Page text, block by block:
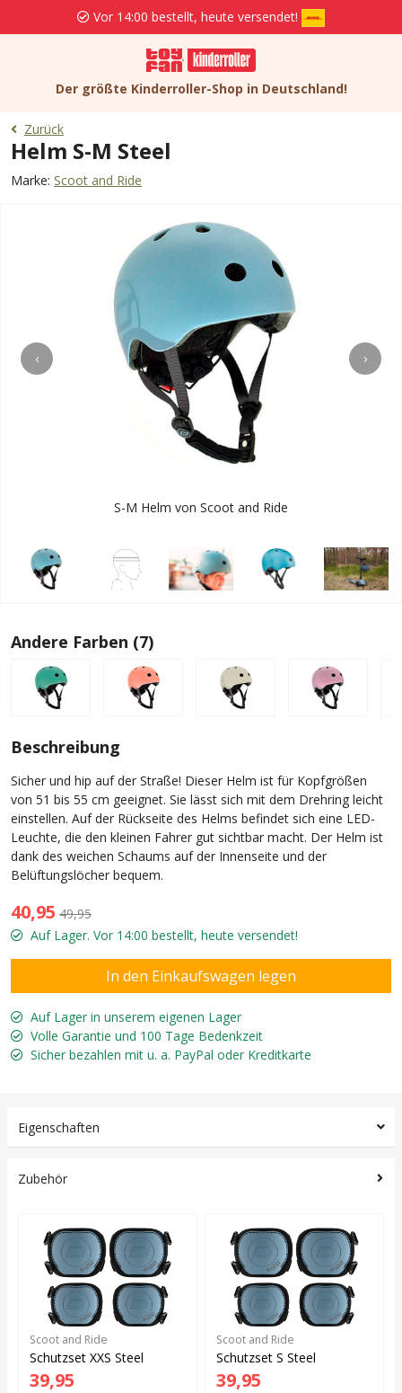
Vor 14:00 bestellt, heute versendet!
Der größte Kinderroller-Shop in Deutschland!
Zurück
Helm S-M Steel
Marke: Scoot and Ride
‹ ›
S-M Helm von Scoot and Ride
Andere Farben (7)
Beschreibung
Sicher und hip auf der Straße! Dieser Helm ist für Kopfgrößen
von 51 bis 55 cm geeignet. Sie lässt sich mit dem Drehring leicht
einstellen. Auf der Rückseite des Helms befindet sich eine LED-
Leuchte, die den kleinen Fahrer gut sichtbar macht. Der Helm ist
dank des weichen Schaums auf der Innenseite und der
Belüftungslöcher bequem.
40,95 49,95
Auf Lager. Vor 14:00 bestellt, heute versendet!
Auf Lager in unserem eigenen Lager
Volle Garantie und 100 Tage Bedenkzeit
Sicher bezahlen mit u. a. PayPal oder Kreditkarte
Eigenschaften
Zubehör
Scoot and Ride
Schutzset XXS Steel
39,95
Scoot and Ride
Schutzset S Steel
39,95